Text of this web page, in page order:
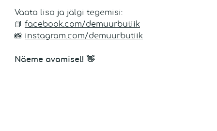
Vaata lisa ja jälgi tegemisi:
📘 facebook.com/demuurbutiik
📸 instagram.com/demuurbutiik
Näeme avamisel! 👋